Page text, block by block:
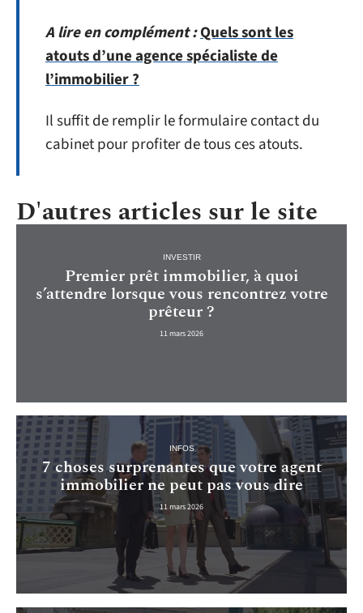
A lire en complément :Quels sont les
atouts d’une agence spécialiste de
l’immobilier ?
Il suffit de remplir le formulaire contact du
cabinet pour profiter de tous ces atouts.
D'autres articles sur le site
INVESTIR
Premier prêt immobilier, à quoi
s’attendre lorsque vous rencontrez votre
prêteur ?
11 mars 2026
INFOS
7 choses surprenantes que votre agent
immobilier ne peut pas vous dire
11 mars 2026